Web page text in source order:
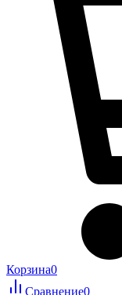
Корзина0
Сравнение0